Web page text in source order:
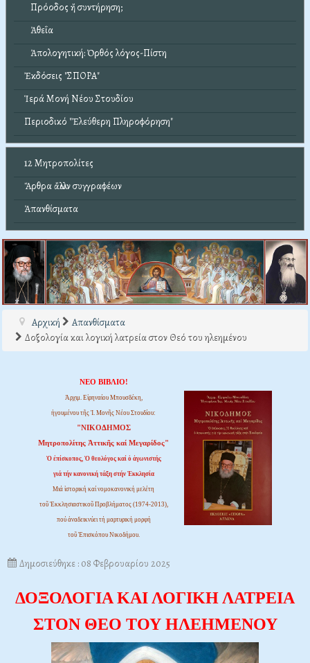
Πρόοδος ἤ συντήρηση;
Ἀθεΐα
Ἀπολογητική: Ὀρθός λόγος-Πίστη
Ἐκδόσεις "ΣΠΟΡΑ"
Ἱερά Μονή Νέου Στουδίου
Περιοδικό "Ἐλεύθερη Πληροφόρηση"
12 Μητροπολίτες
Ἄρθρα ἄλλων συγγραφέων
Ἀπανθίσματα
Αρχική
Απανθίσματα
Δοξολογία και λογική λατρεία στον Θεό του ηλεημένου
ΝΕΟ ΒΙΒΛΙΟ!
Ἀρχιμ. Εἰρηναίου Μπουσδέκη,
ἡγουμένου τῆς Ἱ. Μονῆς Νέου Στουδίου:
"ΝΙΚΟΔΗΜΟΣ
Μητροπολίτης Ἀττικῆς καί Μεγαρίδος"
Ὁ ἐπίσκοπος, Ὁ θεολόγος καί ὁ ἀγωνιστής
γιά τήν κανονική τάξη στήν Ἐκκλησία
Μιά ἱστορική καί νομοκανονική μελέτη
τοῦ Ἐκκλησιαστικοῦ Προβλήματος (1974-2013),
πού ἀναδεικνύει τή μαρτυρική μορφή
τοῦ Ἐπισκόπου Νικοδήμου.
Δημοσιεύθηκε : 08 Φεβρουαρίου 2025
ΔΟΞΟΛΟΓΙΑ ΚΑΙ ΛΟΓΙΚΗ ΛΑΤΡΕΙΑ
ΣΤΟΝ ΘΕΟ ΤΟΥ ΗΛΕΗΜΕΝΟΥ